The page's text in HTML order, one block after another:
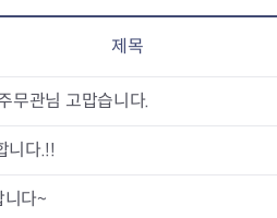
공직자부조리신고
하도급부조리신고
청소환경소식
쓰레기배출및수거
종량제봉투 및 납부필증
대형폐기물신청
제목
무관님 고맙습니다.
니다.!!
니다~